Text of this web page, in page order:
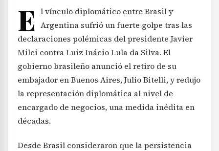
E l vínculo diplomático entre Brasil y
Argentina sufrió un fuerte golpe tras las
declaraciones polémicas del presidente Javier
Milei contra Luiz Inácio Lula da Silva. El
gobierno brasileño anunció el retiro de su
embajador en Buenos Aires, Julio Bitelli, y redujo
la representación diplomática al nivel de
encargado de negocios, una medida inédita en
décadas.
Desde Brasil consideraron que la persistencia